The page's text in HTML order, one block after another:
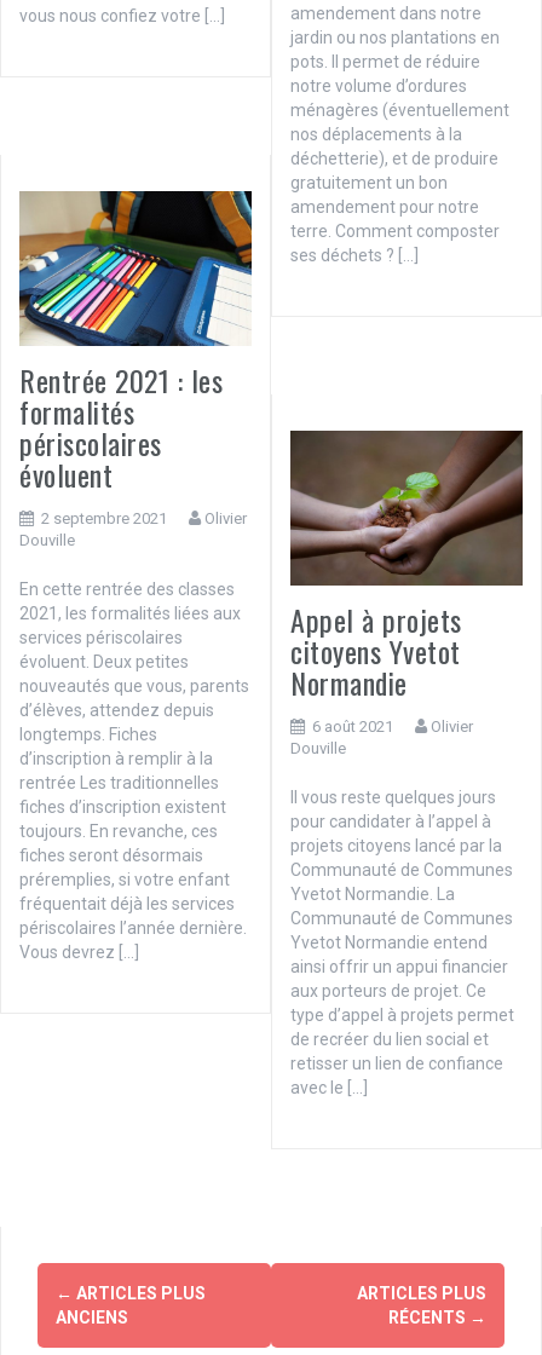
vous nous confiez votre […]
amendement dans notre
jardin ou nos plantations en
pots. Il permet de réduire
notre volume d’ordures
ménagères (éventuellement
nos déplacements à la
déchetterie), et de produire
gratuitement un bon
amendement pour notre
terre. Comment composter
ses déchets ? […]
Rentrée 2021 : les
formalités
périscolaires
évoluent
2 septembre 2021
Olivier
Douville
En cette rentrée des classes
2021, les formalités liées aux
services périscolaires
évoluent. Deux petites
nouveautés que vous, parents
d’élèves, attendez depuis
longtemps. Fiches
d’inscription à remplir à la
rentrée Les traditionnelles
fiches d’inscription existent
toujours. En revanche, ces
fiches seront désormais
préremplies, si votre enfant
fréquentait déjà les services
périscolaires l’année dernière.
Vous devrez […]
Appel à projets
citoyens Yvetot
Normandie
6 août 2021
Olivier
Douville
Il vous reste quelques jours
pour candidater à l’appel à
projets citoyens lancé par la
Communauté de Communes
Yvetot Normandie. La
Communauté de Communes
Yvetot Normandie entend
ainsi offrir un appui financier
aux porteurs de projet. Ce
type d’appel à projets permet
de recréer du lien social et
retisser un lien de confiance
avec le […]
Navigation
des
← ARTICLES PLUS
ANCIENS
ARTICLES PLUS
RÉCENTS →